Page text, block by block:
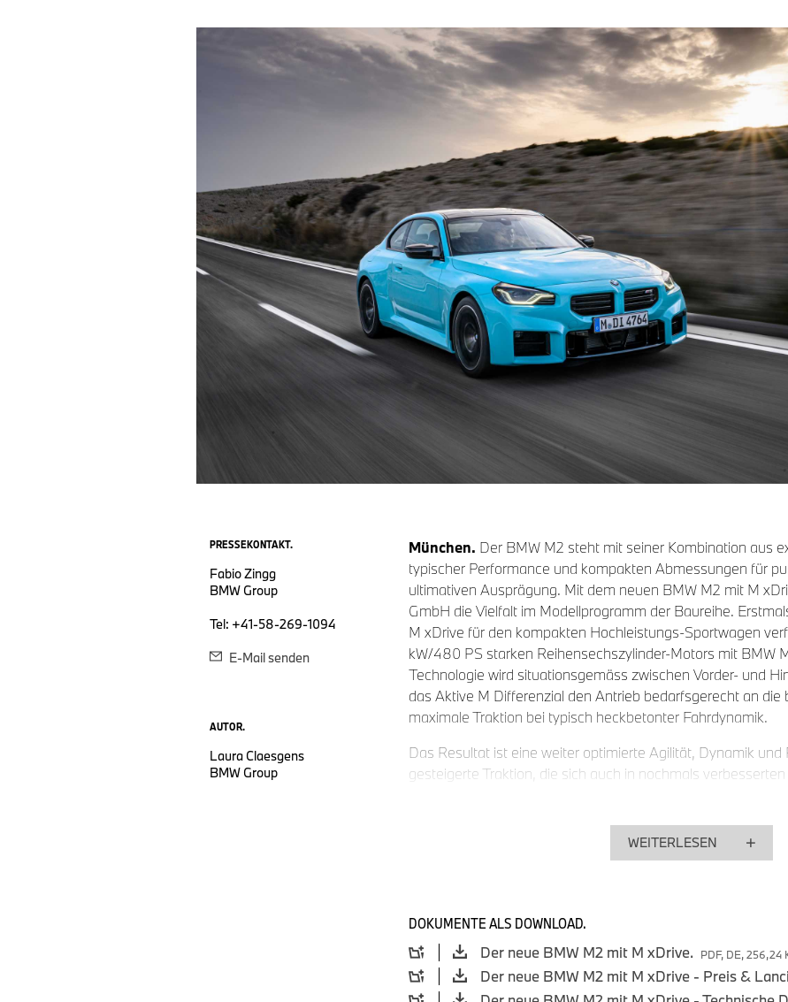
PRESSEKONTAKT.
Fabio Zingg
BMW Group
Tel: +41-58-269-1094
E-Mail senden
AUTOR.
Laura Claesgens
BMW Group
München. Der BMW M2 steht mit seiner Kombination aus
typischer Performance und kompakten Abmessungen für
ultimativen Ausprägung. Mit dem neuen BMW M2 mit M
GmbH die Vielfalt im Modellprogramm der Baureihe.
M xDrive für den kompakten Hochleistungs-Sportwagen
kW/480 PS starken Reihensechszylinder-Motors mit BMW
Technologie wird situationsgemäss zwischen Vorder- und
das Aktive M Differenzial den Antrieb bedarfsgerecht an
maximale Traktion bei typisch heckbetonter Fahrdynamik.
Das Resultat ist eine weiter optimierte Agilität, Dynamik und
gesteigerte Traktion, die sich auch in nochmals
Performance. Seine Traktionsvorteile, zu denen eine
Fahrwerksabstimmung beiträgt, spielt er unter wechselnden
Differenzial.
Das Allradsystem M xDrive verteilt das Antriebsmoment
WEITERLESEN
DOKUMENTE ALS DOWNLOAD.
Der neue BMW M2 mit M xDrive.
PDF, DE, 256,24
Der neue BMW M2 mit M xDrive - Preis &